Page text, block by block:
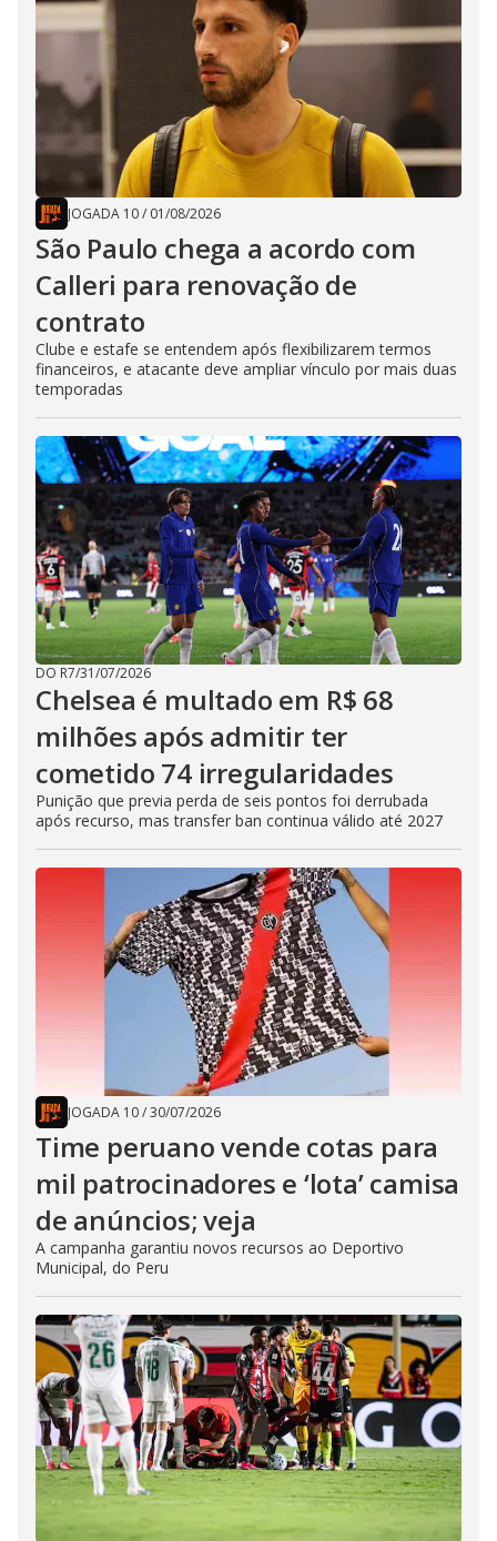
JOGADA 10/ 01/08/2026
São Paulo chega a acordo com
Calleri para renovação de
contrato
Clube e estafe se entendem após flexibilizarem termos
financeiros, e atacante deve ampliar vínculo por mais duas
temporadas
DO R7/31/07/2026
Chelsea é multado em R$ 68
milhões após admitir ter
cometido 74 irregularidades
Punição que previa perda de seis pontos foi derrubada
após recurso, mas transfer ban continua válido até 2027
JOGADA 10/30/07/2026
Time peruano vende cotas para
mil patrocinadores e ‘lota’ camisa
de anúncios; veja
A campanha garantiu novos recursos ao Deportivo
Municipal, do Peru